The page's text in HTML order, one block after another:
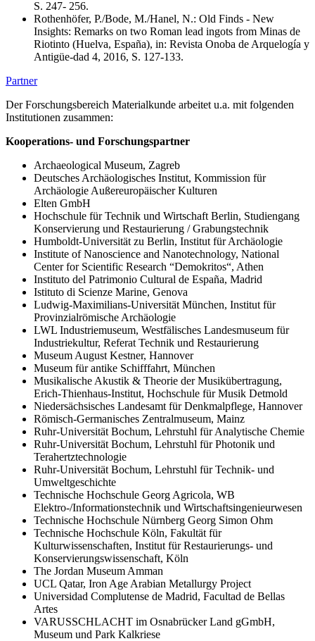
S. 247- 256.
Rothenhöfer, P./Bode, M./Hanel, N.: Old Finds - New
Insights: Remarks on two Roman lead ingots from Minas de
Riotinto (Huelva, España), in: Revista Onoba de Arquelogía y
Antigüe-dad 4, 2016, S. 127-133.
Partner
Der Forschungsbereich Materialkunde arbeitet u.a. mit folgenden
Institutionen zusammen:
Kooperations- und Forschungspartner
Archaeological Museum, Zagreb
Deutsches Archäologisches Institut, Kommission für
Archäologie Außereuropäischer Kulturen
Elten GmbH
Hochschule für Technik und Wirtschaft Berlin, Studiengang
Konservierung und Restaurierung / Grabungstechnik
Humboldt-Universität zu Berlin, Institut für Archäologie
Institute of Nanoscience and Nanotechnology, National
Center for Scientific Research “Demokritos“, Athen
Instituto del Patrimonio Cultural de España, Madrid
Istituto di Scienze Marine, Genova
Ludwig-Maximilians-Universität München, Institut für
Provinzialrömische Archäologie
LWL Industriemuseum, Westfälisches Landesmuseum für
Industriekultur, Referat Technik und Restaurierung
Museum August Kestner, Hannover
Museum für antike Schifffahrt, München
Musikalische Akustik & Theorie der Musikübertragung,
Erich-Thienhaus-Institut, Hochschule für Musik Detmold
Niedersächsisches Landesamt für Denkmalpflege, Hannover
Römisch-Germanisches Zentralmuseum, Mainz
Ruhr-Universität Bochum, Lehrstuhl für Analytische Chemie
Ruhr-Universität Bochum, Lehrstuhl für Photonik und
Terahertztechnologie
Ruhr-Universität Bochum, Lehrstuhl für Technik- und
Umweltgeschichte
Technische Hochschule Georg Agricola, WB
Elektro-/Informationstechnik und Wirtschaftsingenieurwesen
Technische Hochschule Nürnberg Georg Simon Ohm
Technische Hochschule Köln, Fakultät für
Kulturwissenschaften, Institut für Restaurierungs- und
Konservierungswissenschaft, Köln
The Jordan Museum Amman
UCL Qatar, Iron Age Arabian Metallurgy Project
Universidad Complutense de Madrid, Facultad de Bellas
Artes
VARUSSCHLACHT im Osnabrücker Land gGmbH,
Museum und Park Kalkriese